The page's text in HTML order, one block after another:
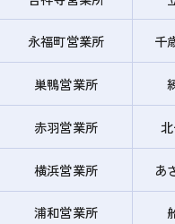
永福町営業所 千
巣鴨営業所
赤羽営業所
横浜営業所 あ
浦和営業所